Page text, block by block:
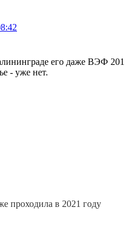
его даже ВЭФ 201
- уже нет.
проходила в 2021 году